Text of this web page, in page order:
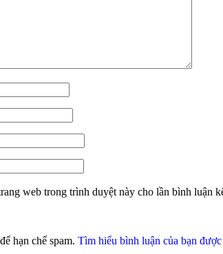
web trong trình duyệt này cho lần bình luận
hạn chế spam. Tìm hiểu bình luận của bạn